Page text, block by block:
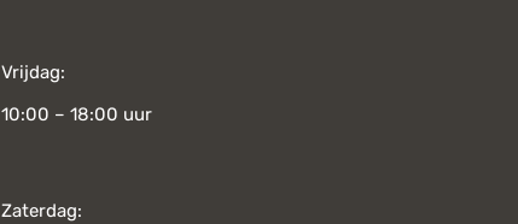
Vrijdag:
10:00 – 18:00 uur
Zaterdag: